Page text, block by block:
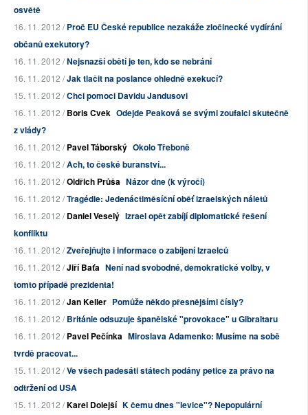
osvětě
16. 11. 2012 /Proč EU České republice nezakáže zločinecké vydírání
občanů exekutory?
16. 11. 2012 /Nejsnazší obětí je ten, kdo se nebrání
16. 11. 2012 /Jak tlačit na poslance ohledně exekucí?
15. 11. 2012 /Chci pomoci Davidu Jandusovi
16. 11. 2012 /Boris Cvek Odejde Peaková se svými zoufalci skutečně
z vlády?
16. 11. 2012 /Pavel Táborský Okolo Třeboně
16. 11. 2012 /Ach, to české buranství...
16. 11. 2012 /Oldřich Průša Názor dne (k výročí)
16. 11. 2012 /Tragédie: Jedenáctiměsíční oběť izraelských náletů
16. 11. 2012 /Daniel Veselý Izrael opět zabíjí diplomatické řešení
konfliktu
16. 11. 2012 /Zveřejňujte i informace o zabíjení Izraelců
16. 11. 2012 /Jiří Baťa Není nad svobodné, demokratické volby, v
tomto případě prezidenta!
16. 11. 2012 /Jan Keller Pomůže někdo přesnějšími čísly?
16. 11. 2012 /Británie odsuzuje španělské "provokace" u Gibraltaru
16. 11. 2012 /Pavel Pečínka Miroslava Adamenko: Musíme na sobě
tvrdě pracovat...
15. 11. 2012 /Ve všech padesáti státech podány petice za právo na
odtržení od USA
15. 11. 2012 /Karel Dolejší K čemu dnes "levice"? Nepopulární